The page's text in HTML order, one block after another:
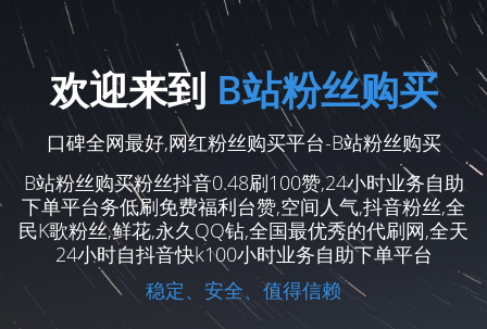
欢迎来到 B站粉丝购买
口碑全网最好,网红粉丝购买平台-B站粉丝购买
B站粉丝购买粉丝抖音0.48刷100赞,24小时业务自助
下单平台务低刷免费福利台赞,空间人气,抖音粉丝,全
民K歌粉丝,鲜花,永久QQ钻,全国最优秀的代刷网,全天
24小时自抖音快k100小时业务自助下单平台
稳定、安全、值得信赖